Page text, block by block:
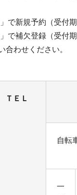
で新規予約（受付
で補欠登録（受付
合わせください。
ＴＥＬ
自転
一